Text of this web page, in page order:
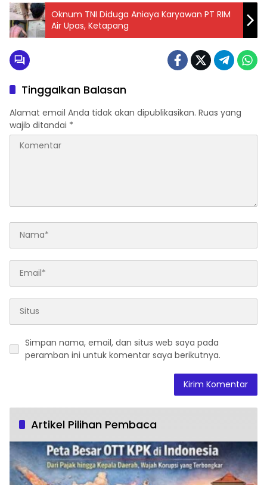
Oknum TNI Diduga Aniaya Karyawan PT RIM
Air Upas, Ketapang
Tinggalkan Balasan
Alamat email Anda tidak akan dipublikasikan. Ruas yang
wajib ditandai *
Simpan nama, email, dan situs web saya pada
peramban ini untuk komentar saya berikutnya.
Artikel Pilihan Pembaca